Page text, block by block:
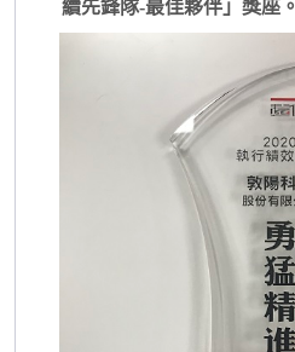
續先鋒隊-最佳夥伴」獎座。